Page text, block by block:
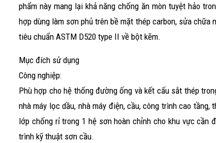
phẩm này mang lại khả năng chống ăn mòn tuyệt hảo
hợp dùng làm sơn phủ trên bề mặt thép carbon, sửa chữa
tiêu chuẩn ASTM D520 type II về bột kẽm.
Mục đích sử dụng
Công nghiệp:
Phù hợp cho hệ thống đường ống và kết cấu sắt thép
nhà máy lọc dầu, nhà máy điện, cầu, công trình cao
lớp chống rỉ trong 1 hệ sơn hoàn chỉnh cho khu vực cần
trình kỹ thuật sơn cầu.